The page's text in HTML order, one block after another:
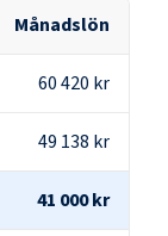
Månadslön
60 420 kr
49 138 kr
41 000 kr